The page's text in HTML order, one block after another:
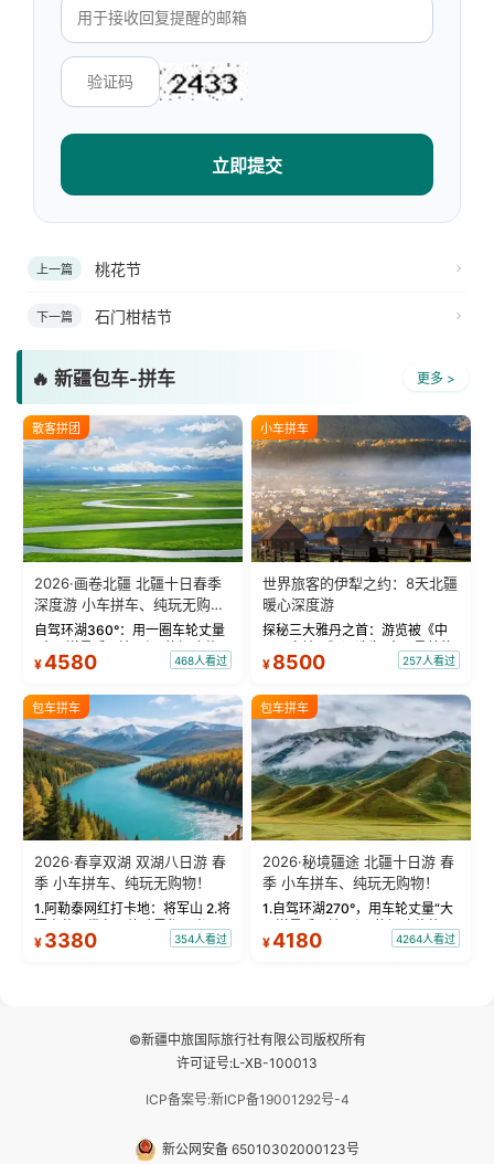
立即提交
上一篇 桃花节
下一篇 石门柑桔节
🔥 新疆包车-拼车 更多 >
散客拼团
2026·画卷北疆 北疆十日春季
深度游 小车拼车、纯玩无购
物！
自驾环湖360°：用一圈车轮丈量
“大西洋最后一滴眼泪”的极致蔚
蓝。 赛湖旅拍：甄选多款风格服
绝美瞬间。 赛湖坦克300跟车视
频：专业摄影师...
¥4580 468人看过
小车拼车
世界旅客的伊犁之约：8天北疆
暖心深度游
探秘三大雅丹之首：游览被《中
国国家地理》评选为“中国最美的
三大雅丹”第一名的克拉玛依魔鬼
瓦人最大村落——禾木村，欣赏
晨雾与小木...
¥ 8500 257人看过
包车拼车
2026·春享双湖 双湖八日游 春
季 小车拼车、纯玩无购物！
1.阿勒泰网红打卡地：将军山 2.将
军山落日缆车，体验雪都风光 3.
将军山，夕阳派对，蹦迪party 4.
¥ 3380 354人看过
包车拼车
2026·秘境疆途 北疆十日游 春
季 小车拼车、纯玩无购物！
1.自驾环湖270°，用车轮丈量“大
西洋最后一滴眼泪”的极致蔚蓝，
让雪山、花海与深邃湖水在转弯
¥4180 4264人看过
©新疆中旅国际旅行社有限公司版权所有
许可证号:L-XB-100013
ICP备案号:新ICP备19001292号-4
新公网安备 65010302000123号